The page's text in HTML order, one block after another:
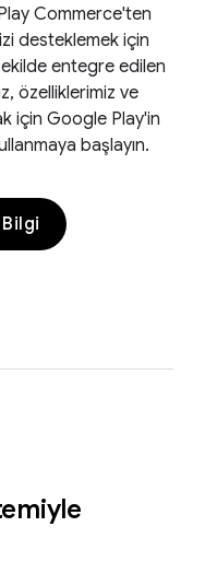
Commerce'ten
desteklemek için
entegre edilen
özelliklerimiz ve
için Google Play'in
başlayın.